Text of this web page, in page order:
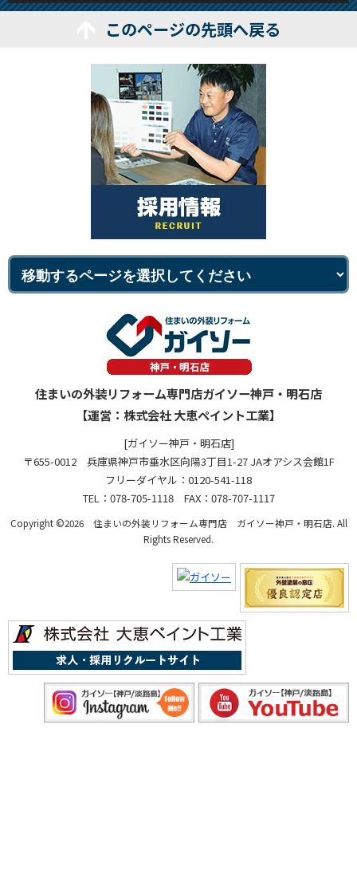
このページの先頭へ戻る
住まいの外装リフォーム専門店ガイソー神戸・明石店
【運営：株式会社 大恵ペイント工業】
[ガイソー神戸・明石店]
〒655-0012 兵庫県神戸市垂水区向陽3丁目1-27 JAオアシス会館1F
フリーダイヤル：0120-541-118
TEL：078-705-1118 FAX：078-707-1117
Copyright ©2026 住まいの外装リフォーム専門店 ガイソー神戸・明石店. All
Rights Reserved.